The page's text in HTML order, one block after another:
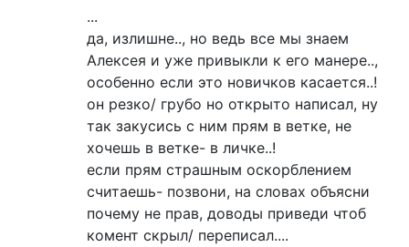
...
да, излишне.., но ведь все мы знаем
Алексея и уже привыкли к его манере..,
особенно если это новичков касается..!
он резко/ грубо но открыто написал, ну
так закусись с ним прям в ветке, не
хочешь в ветке- в личке..!
если прям страшным оскорблением
считаешь- позвони, на словах объясни
почему не прав, доводы приведи чтоб
комент скрыл/ переписал....